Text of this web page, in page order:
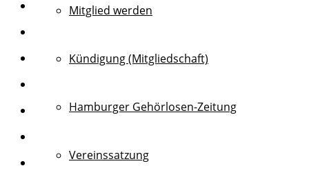
Mitglied werden
Kündigung (Mitgliedschaft)
Hamburger Gehörlosen-Zeitung
Vereinssatzung